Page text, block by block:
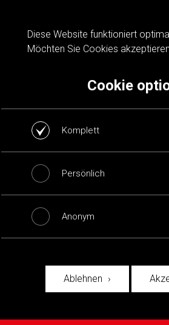
Cookie notification
Diese Website funktioniert
Möchten Sie Cookies
Cookie
Komplett
Persönlich
Anonym
Ablehnen